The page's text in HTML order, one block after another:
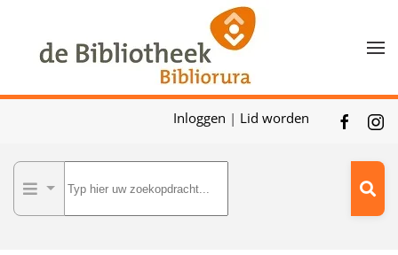
Skip to main content
Inloggen | Lid worden